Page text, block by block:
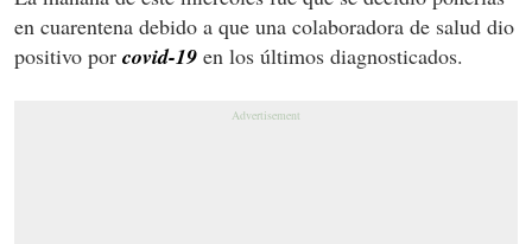
en cuarentena debido a que una colaboradora de salud dio
positivo por covid-19 en los últimos diagnosticados.